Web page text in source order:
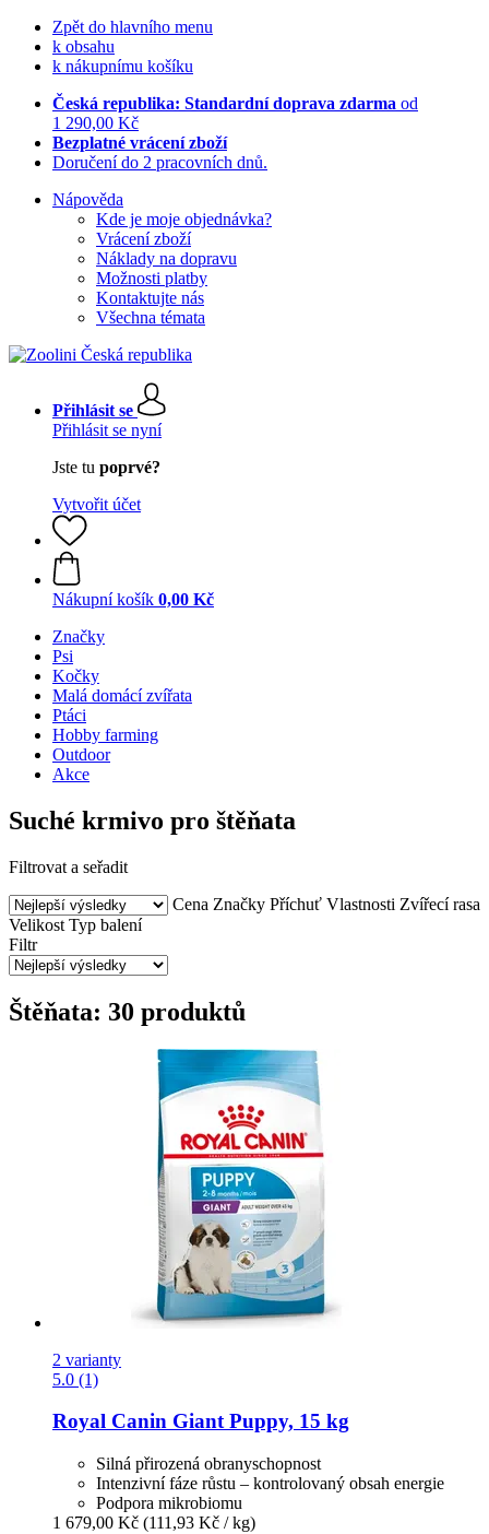
Zpět do hlavního menu
k obsahu
k nákupnímu košíku
Česká republika: Standardní doprava zdarma od
1 290,00 Kč
Bezplatné vrácení zboží
Doručení do 2 pracovních dnů.
Nápověda
Kde je moje objednávka?
Vrácení zboží
Náklady na dopravu
Možnosti platby
Kontaktujte nás
Všechna témata
Přihlásit se
Přihlásit se nyní
Jste tu poprvé?
Vytvořit účet
Nákupní košík 0,00 Kč
Značky
Psi
Kočky
Malá domácí zvířata
Ptáci
Hobby farming
Outdoor
Akce
Suché krmivo pro štěňata
Filtrovat a seřadit
Cena Značky Příchuť Vlastnosti Zvířecí rasa
Velikost Typ balení
Filtr
Štěňata: 30 produktů
2 varianty
5.0 (1)
Royal Canin Giant Puppy, 15 kg
Silná přirozená obranyschopnost
Intenzivní fáze růstu – kontrolovaný obsah energie
Podpora mikrobiomu
1 679,00 Kč (111,93 Kč / kg)